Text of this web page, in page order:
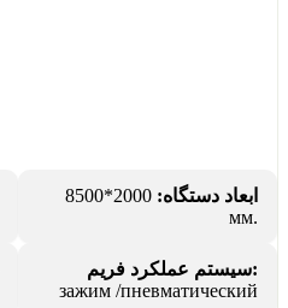
ابعاد دستگاه:
2000*8500
мм.
سیستم عملکرد فریم:
зажим /пневматический